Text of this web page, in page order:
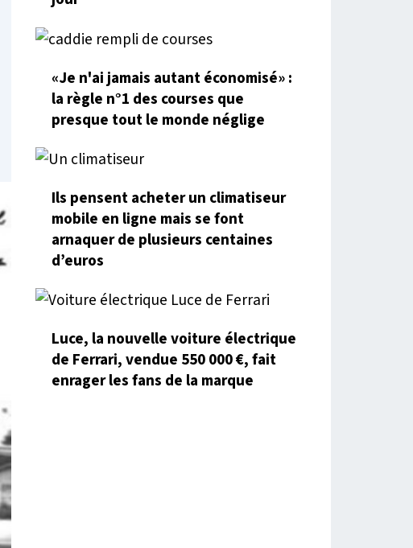
«Je n'ai jamais autant économisé» :
la règle n°1 des courses que
presque tout le monde néglige
Ils pensent acheter un climatiseur
mobile en ligne mais se font
arnaquer de plusieurs centaines
d’euros
Luce, la nouvelle voiture électrique
de Ferrari, vendue 550 000 €, fait
enrager les fans de la marque